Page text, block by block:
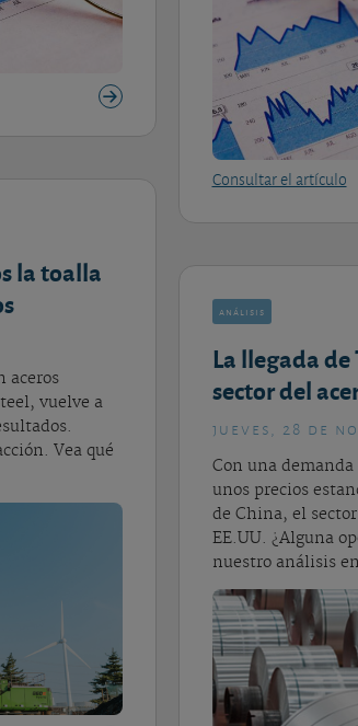
Consultar el artículo
la toalla
aceros
vuelve a
Vea qué
análisis
La llegada
sector del
jueves, 28 de
Con una demanda
unos precios
de China, el
EE.UU. ¿Alguna
nuestro análisis